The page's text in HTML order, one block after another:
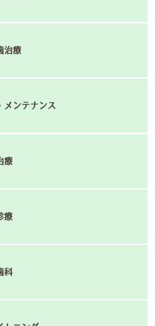
治療
メンテナンス
療
療
科